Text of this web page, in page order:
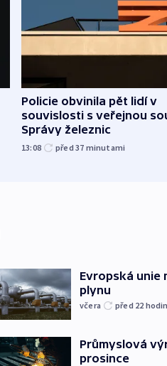
Policie obvinila pět lidí v
souvislosti s veřejnou
Správy železnic
13:08 před 37 minutami
Evropská unie
plynu
včera před 22
Průmyslová
prosince